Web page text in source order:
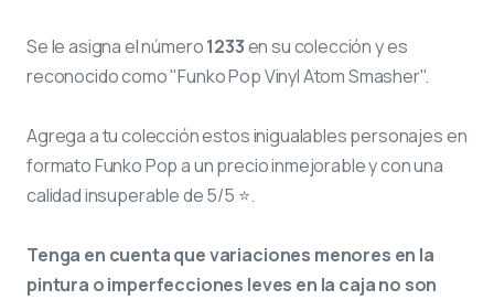
Se le asigna el número1233en su colección y es
reconocido como "Funko Pop Vinyl Atom Smasher".
Agrega a tu colección estos inigualables personajes en
formato Funko Pop a un precio inmejorable y con una
calidad insuperable de 5/5 ⭐.
Tenga en cuenta que variaciones menores en la
pintura o imperfecciones leves en la caja no son